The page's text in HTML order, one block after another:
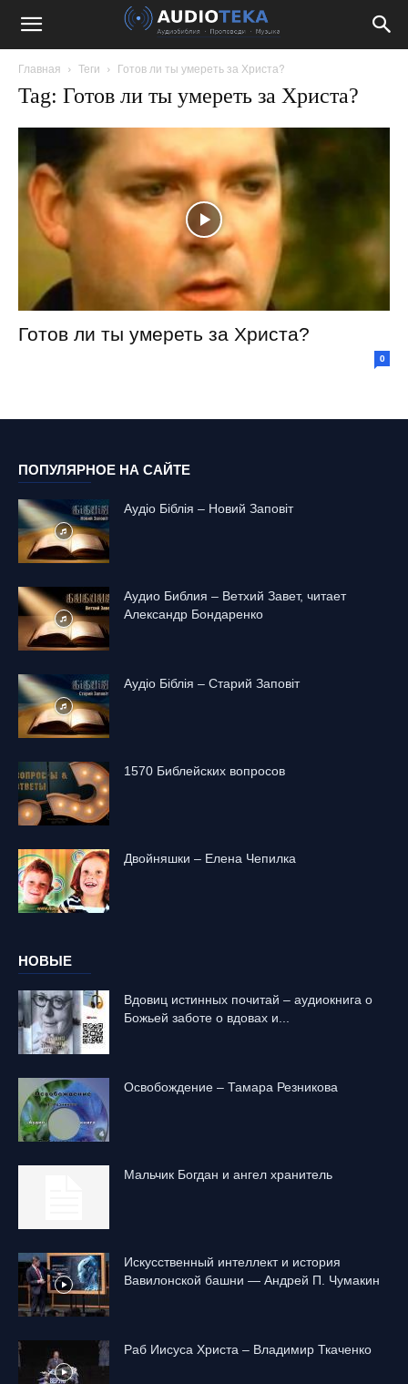
Главная Теги Готов ли ты умереть за Христа?
Tag: Готов ли ты умереть за Христа?
Готов ли ты умереть за Христа?
0
ПОПУЛЯРНОЕ НА САЙТЕ
Аудіо Біблія – Новий Заповіт
Аудио Библия – Ветхий Завет, читает
Александр Бондаренко
Аудіо Біблія – Старий Заповіт
1570 Библейских вопросов
Двойняшки – Елена Чепилка
НОВЫЕ
Вдовиц истинных почитай – аудиокнига о
Божьей заботе о вдовах и...
Освобождение – Тамара Резникова
Mальчик Богдан и ангел хранитель
Искусственный интеллект и история
Вавилонской башни — Андрей П. Чумакин
Раб Иисуса Христа – Владимир Ткаченко